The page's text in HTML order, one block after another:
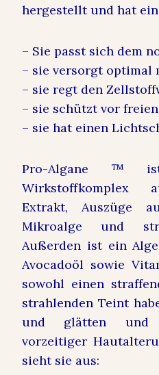
hergestellt und hat
– Sie passt sich dem
– sie versorgt optimal
– sie regt den
– sie schützt vor
– sie hat einen
Pro-Algane ™
Wirkstoffkomplex
Extrakt, Auszüge
Mikroalge und
Außerden ist ein
Avocadoöl sowie
sowohl einen
strahlenden Teint
und glätten und
vorzeitiger
sieht sie aus: